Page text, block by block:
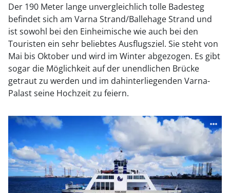
Der 190 Meter lange unvergleichlich tolle Badesteg
befindet sich am Varna Strand/Ballehage Strand und
ist sowohl bei den Einheimische wie auch bei den
Touristen ein sehr beliebtes Ausflugsziel. Sie steht von
Mai bis Oktober und wird im Winter abgezogen. Es gibt
sogar die Möglichkeit auf der unendlichen Brücke
getraut zu werden und im dahinterliegenden Varna-
Palast seine Hochzeit zu feiern.